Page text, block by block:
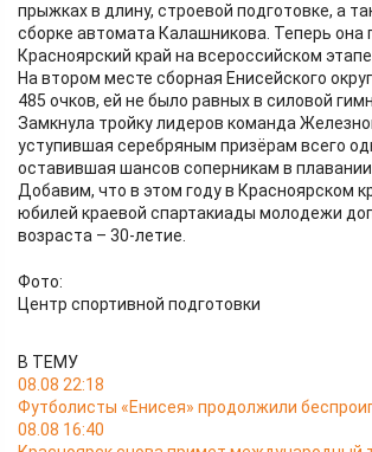
прыжках в длину, строевой подготовке, а
сборке автомата Калашникова. Теперь она
Красноярский край на всероссийском
На втором месте сборная Енисейского
485 очков, ей не было равных в силовой
Замкнула тройку лидеров команда
уступившая серебряным призёрам всего
оставившая шансов соперникам в плавании.
Добавим, что в этом году в Красноярском
юбилей краевой спартакиады молодежи
возраста – 30-летие.
Фото:
Центр спортивной подготовки
В ТЕМУ
08.08 22:18
Футболисты «Енисея» продолжили
08.08 16:40